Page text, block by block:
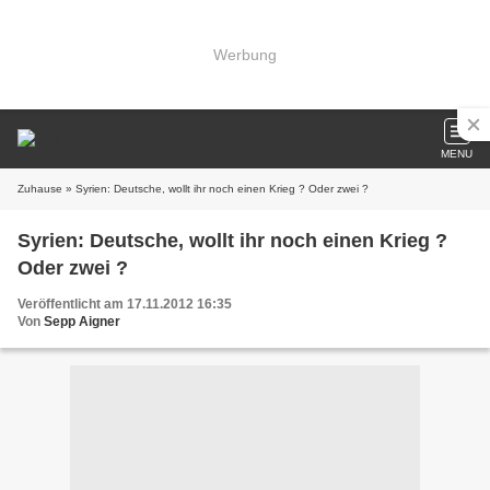
Werbung
MENU
Zuhause » Syrien: Deutsche, wollt ihr noch einen Krieg ? Oder zwei ?
Syrien: Deutsche, wollt ihr noch einen Krieg ?
Oder zwei ?
Veröffentlicht am 17.11.2012 16:35
Von Sepp Aigner